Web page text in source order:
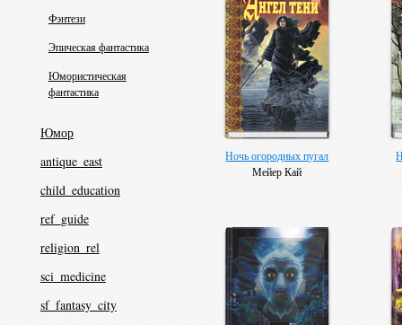
Фэнтези
Эпическая фантастика
Юмористическая
фантастика
Юмор
antique_east
child_education
ref_guide
religion_rel
sci_medicine
sf_fantasy_city
Ночь огородных пугал
Мейер Кай